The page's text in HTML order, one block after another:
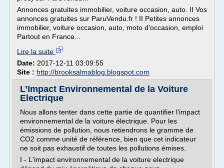
Annonces gratuites immobilier, voiture occasion, auto. II Vos
annonces gratuites sur ParuVendu.fr ! II Petites annonces
immobilier, voiture occasion, auto, moto d'occasion, emploi
Partout en France...
Lire la suite
Date: 2017-12-11 03:09:55
Site : http://brooksalmablog.blogspot.com
L’Impact Environnemental de la Voiture
Electrique
Nous allons tenter dans cette partie de quantifier l'impact
environnemental de la voiture électrique. Pour les
émissions de pollution, nous retiendrons le gramme de
CO2 comme unité de référence, bien que cet indicateur
ne soit pas exhaustif de toutes les pollutions émises.
I - L'impact environnemental de la voiture electrique